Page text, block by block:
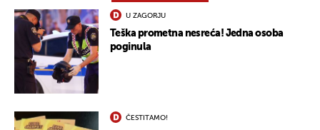
U ZAGORJU
Teška prometna nesreća! Jedna osoba
poginula
ČESTITAMO!